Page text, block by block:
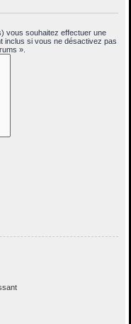
vous souhaitez effectuer une
inclus si vous ne désactivez pas
».